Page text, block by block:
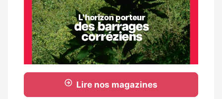
Lire nos magazines